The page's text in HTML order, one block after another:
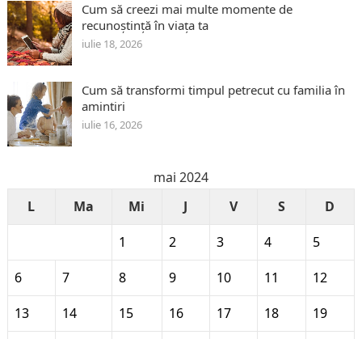
Cum să creezi mai multe momente de
recunoștință în viața ta
iulie 18, 2026
Cum să transformi timpul petrecut cu familia în
amintiri
iulie 16, 2026
mai 2024
L
Ma Mi J V S
D
1
2 3 4
5
6
7 8 9 10 11
12
13
14 15 16 17 18
19